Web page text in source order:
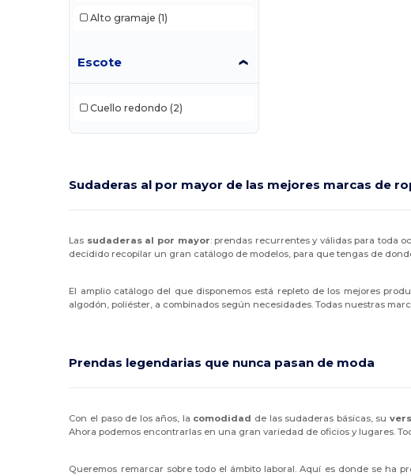
Alto gramaje (1)
Escote
Cuello redondo (2)
Sudaderas al por mayor de las mejores marcas de
Las sudaderas al por mayor: prendas recurrentes y válidas para toda
decidido recopilar un gran catálogo de modelos, para que tengas de
El amplio catálogo del que disponemos está repleto de los mejores
algodón, poliéster, a combinados según necesidades. Todas nuestras
Prendas legendarias que nunca pasan de moda
Con el paso de los años, la comodidad de las sudaderas básicas, su
Ahora podemos encontrarlas en una gran variedad de oficios y lugares.
Queremos remarcar sobre todo el ámbito laboral. Aquí es donde se ha